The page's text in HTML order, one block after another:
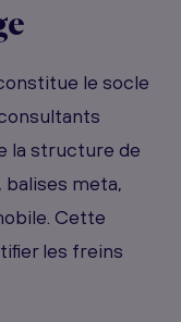
le socle
la structure de
meta,
Cette
les freins